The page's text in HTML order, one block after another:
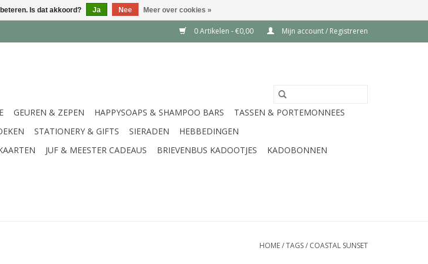
0 Artikelen - €0,00 Mijn account / Registreren
GEUREN & ZEPEN HAPPYSOAPS & SHAMPOO BARS
TASSEN & PORTEMONNEES
STATIONERY & GIFTS SIERADEN
HEBBEDINGEN
JUF & MEESTER CADEAUS BRIEVENBUS KADOOTJES
KADOBONNEN
HOME/TAGS/ COASTAL SUNSET
Is dat akkoord? Ja Nee Meer over cookies »